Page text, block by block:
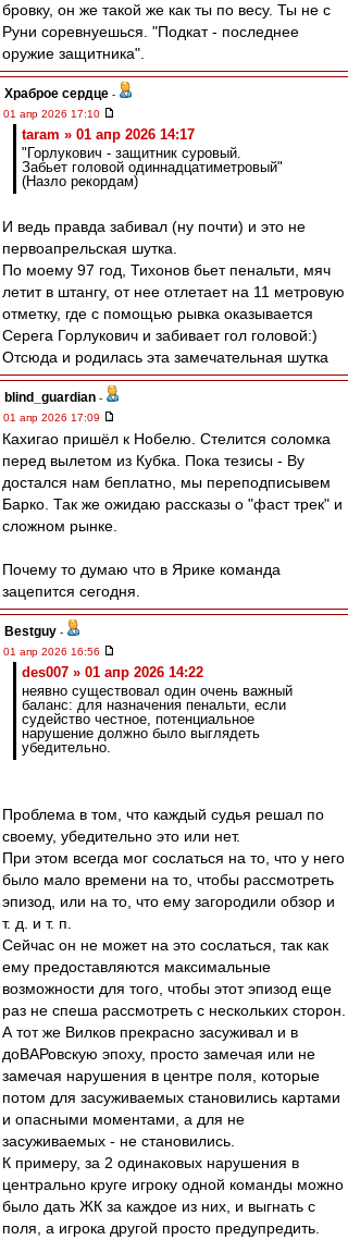
бровку, он же такой же как ты по весу. Ты не с
Руни соревнуешься. "Подкат - последнее
оружие защитника".
Храброе сердце -
01 апр 2026 17:10
taram » 01 апр 2026 14:17
"Горлукович - защитник суровый.
Забьет головой одиннадцатиметровый"
(Назло рекордам)
И ведь правда забивал (ну почти) и это не
первоапрельская шутка.
По моему 97 год, Тихонов бьет пенальти, мяч
летит в штангу, от нее отлетает на 11 метровую
отметку, где с помощью рывка оказывается
Серега Горлукович и забивает гол головой:)
Отсюда и родилась эта замечательная шутка
blind_guardian -
01 апр 2026 17:09
Кахигао пришёл к Нобелю. Стелится соломка
перед вылетом из Кубка. Пока тезисы - Ву
достался нам беплатно, мы переподписывем
Барко. Так же ожидаю рассказы о "фаст трек" и
сложном рынке.
Почему то думаю что в Ярике команда
зацепится сегодня.
Bestguy -
01 апр 2026 16:56
des007 » 01 апр 2026 14:22
неявно существовал один очень важный
баланс: для назначения пенальти, если
судейство честное, потенциальное
нарушение должно было выглядеть
убедительно.
Проблема в том, что каждый судья решал по
своему, убедительно это или нет.
При этом всегда мог сослаться на то, что у него
было мало времени на то, чтобы рассмотреть
эпизод, или на то, что ему загородили обзор и
т. д. и т. п.
Сейчас он не может на это сослаться, так как
ему предоставляются максимальные
возможности для того, чтобы этот эпизод еще
раз не спеша рассмотреть с нескольких сторон.
А тот же Вилков прекрасно засуживал и в
доВАРовскую эпоху, просто замечая или не
замечая нарушения в центре поля, которые
потом для засуживаемых становились картами
и опасными моментами, а для не
засуживаемых - не становились.
К примеру, за 2 одинаковых нарушения в
центрально круге игроку одной команды можно
было дать ЖК за каждое из них, и выгнать с
поля, а игрока другой просто предупредить.